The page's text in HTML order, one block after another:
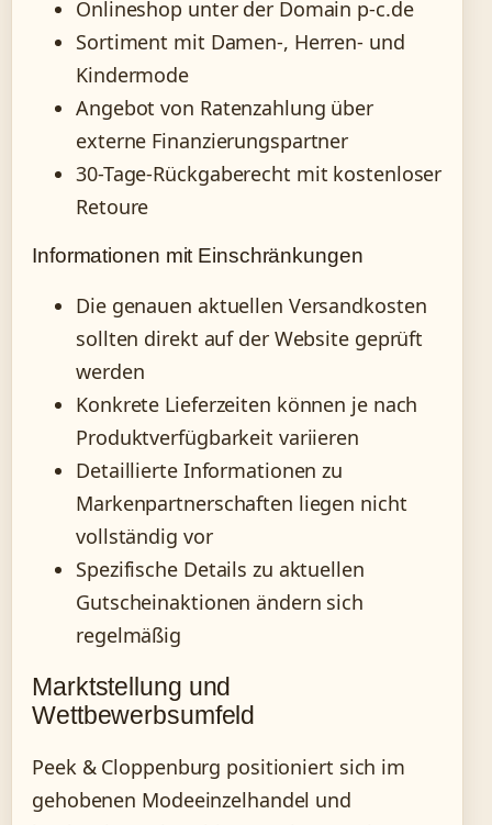
Onlineshop unter der Domain p-c.de
Sortiment mit Damen-, Herren- und
Kindermode
Angebot von Ratenzahlung über
externe Finanzierungspartner
30-Tage-Rückgaberecht mit kostenloser
Retoure
Informationen mit Einschränkungen
Die genauen aktuellen Versandkosten
sollten direkt auf der Website geprüft
werden
Konkrete Lieferzeiten können je nach
Produktverfügbarkeit variieren
Detaillierte Informationen zu
Markenpartnerschaften liegen nicht
vollständig vor
Spezifische Details zu aktuellen
Gutscheinaktionen ändern sich
regelmäßig
Marktstellung und
Wettbewerbsumfeld
Peek & Cloppenburg positioniert sich im
gehobenen Modeeinzelhandel und